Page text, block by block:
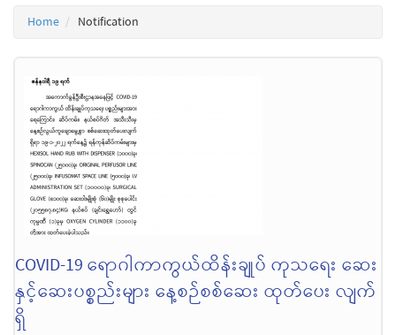
Home Notification
COVID-19 ရောဂါကာကွယ်ထိန်းချုပ် ကုသရေး ဆေး
နှင့်ဆေးပစ္စည်းများ နေ့စဉ်စစ်ဆေး ထုတ်ပေး လျက်
ရှိ